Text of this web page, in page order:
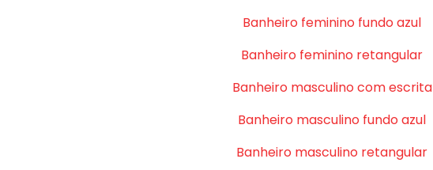
Banheiro feminino fundo azul
Banheiro feminino retangular
Banheiro masculino com escrita
Banheiro masculino fundo azul
Banheiro masculino retangular